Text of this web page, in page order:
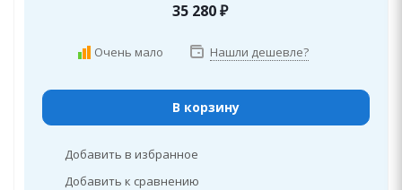
35 280₽
Очень мало Нашли дешевле?
В корзину
Добавить в избранное
Добавить к сравнению